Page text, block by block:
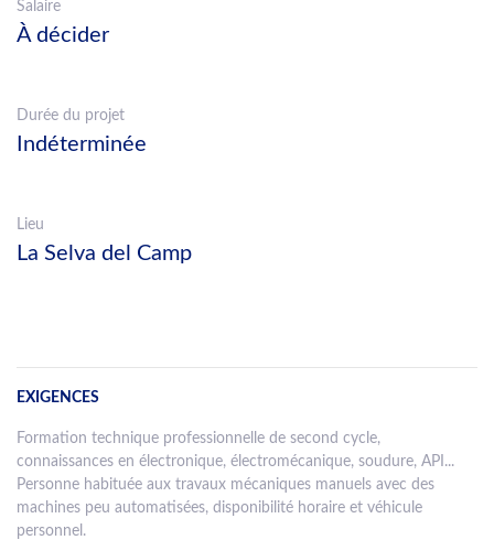
Salaire
À décider
Durée du projet
Indéterminée
Lieu
La Selva del Camp
EXIGENCES
Formation technique professionnelle de second cycle,
connaissances en électronique, électromécanique, soudure, API...
Personne habituée aux travaux mécaniques manuels avec des
machines peu automatisées, disponibilité horaire et véhicule
personnel.